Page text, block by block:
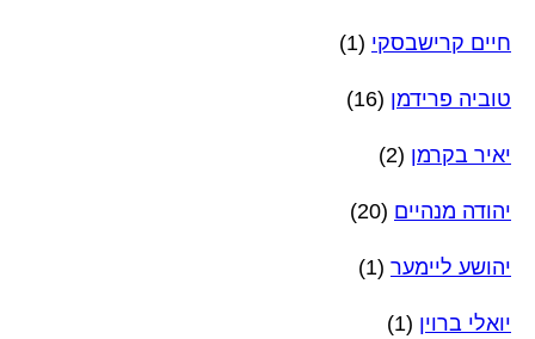
חיים קרישבסקי (1)
טוביה פרידמן (16)
יאיר בקרמן (2)
יהודה מנהיים (20)
יהושע ליימער (1)
יואלי ברוין (1)